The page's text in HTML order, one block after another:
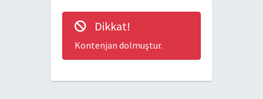
Dikkat!
Kontenjan dolmuştur.